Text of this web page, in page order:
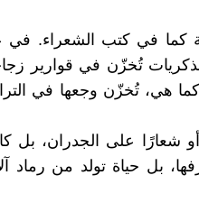
كما في كتب الشعراء. في
تُخزّن في قوارير
هي، تُخزّن وجعها في
شعارًا على الجدران، بل
بل حياة تولد من رماد